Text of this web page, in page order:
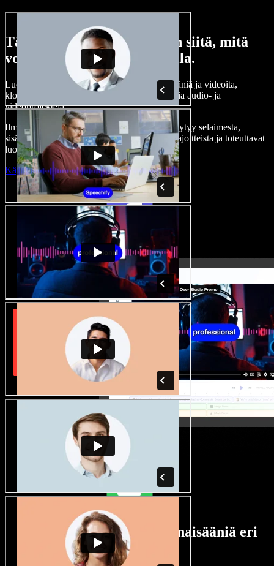
Tässä vain pieni maistiainen siitä, mitä
voit tehdä Speechify Studiolla.
Luo kertojaääniä, lisää rojaltivapaita kuvia, ääniä ja videoita,
kloonaa äänesi — ja tee täydellisiä, vaikuttavia audio- ja
videoprojekteja.
Ilman jyrkkää oppimiskäyrää ja kun kaikki löytyy selaimesta,
sisällöntuottajat pääsevät eroon perinteisistä rajoitteista ja toteuttavat
luovat ideansa.
Käynnistä Studio
Laaja valikoima mies- ja naisääniä eri
aksenteilla